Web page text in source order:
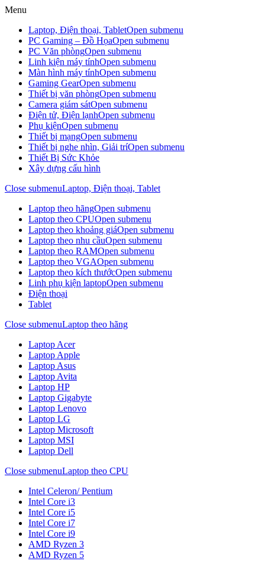
Menu
Laptop, Điện thoại, TabletOpen submenu
PC Gaming – Đồ HọaOpen submenu
PC Văn phòngOpen submenu
Linh kiện máy tínhOpen submenu
Màn hình máy tínhOpen submenu
Gaming GearOpen submenu
Thiết bị văn phòngOpen submenu
Camera giám sátOpen submenu
Điện tử, Điện lạnhOpen submenu
Phụ kiệnOpen submenu
Thiết bị mạngOpen submenu
Thiết bị nghe nhìn, Giải tríOpen submenu
Thiết Bị Sức Khỏe
Xây dựng cấu hình
Close submenuLaptop, Điện thoại, Tablet
Laptop theo hãngOpen submenu
Laptop theo CPUOpen submenu
Laptop theo khoảng giáOpen submenu
Laptop theo nhu cầuOpen submenu
Laptop theo RAMOpen submenu
Laptop theo VGAOpen submenu
Laptop theo kích thướcOpen submenu
Linh phụ kiện laptopOpen submenu
Điện thoại
Tablet
Close submenuLaptop theo hãng
Laptop Acer
Laptop Apple
Laptop Asus
Laptop Avita
Laptop HP
Laptop Gigabyte
Laptop Lenovo
Laptop LG
Laptop Microsoft
Laptop MSI
Laptop Dell
Close submenuLaptop theo CPU
Intel Celeron/ Pentium
Intel Core i3
Intel Core i5
Intel Core i7
Intel Core i9
AMD Ryzen 3
AMD Ryzen 5